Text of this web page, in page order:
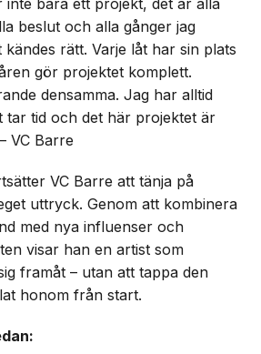
inte bara ett projekt, det är alla
beslut och alla gånger jag
kändes rätt. Varje låt har sin plats
gör projektet komplett.
densamma. Jag har alltid
tar tid och det här projektet är
VC Barre
VC Barre att tänja på
uttryck. Genom att kombinera
med nya influenser och
visar han en artist som
framåt – utan att tappa den
honom från start.